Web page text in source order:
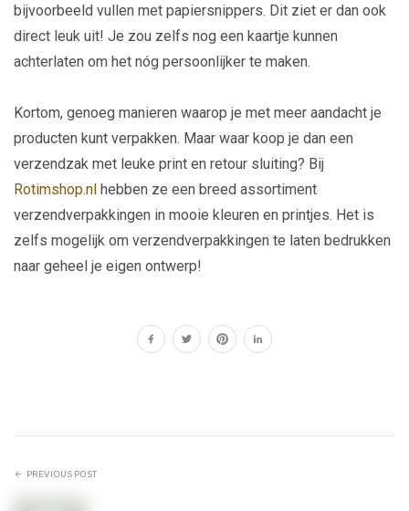
bijvoorbeeld vullen met papiersnippers. Dit ziet er dan ook
direct leuk uit! Je zou zelfs nog een kaartje kunnen
achterlaten om het nóg persoonlijker te maken.
Kortom, genoeg manieren waarop je met meer aandacht je
producten kunt verpakken. Maar waar koop je dan een
verzendzak met leuke print en retour sluiting? Bij
Rotimshop.nl hebben ze een breed assortiment
verzendverpakkingen in mooie kleuren en printjes. Het is
zelfs mogelijk om verzendverpakkingen te laten bedrukken
naar geheel je eigen ontwerp!
PREVIOUS POST